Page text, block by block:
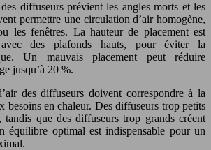
diffuseurs prévient les angles morts et les
permettre une circulation d’air homogène,
les fenêtres. La hauteur de placement est
avec des plafonds hauts, pour éviter la
Un mauvais placement peut réduire
jusqu’à 20 %.
des diffuseurs doivent correspondre à la
besoins en chaleur. Des diffuseurs trop petits
que des diffuseurs trop grands créent
équilibre optimal est indispensable pour un